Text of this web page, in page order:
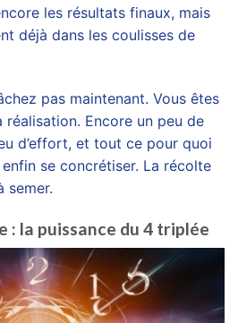
les résultats finaux, mais
déjà dans les coulisses de
pas maintenant. Vous êtes
Encore un peu de
d’effort, et tout ce pour quoi
se concrétiser. La récolte
semer.
: la puissance du 4 triplée